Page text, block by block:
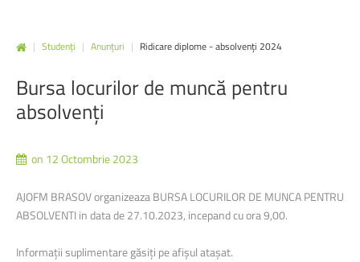
| Studenți | Anunțuri | Ridicare diplome - absolvenți 2024
Bursa locurilorde muncă pentru
absolvenți
on 12 Octombrie 2023
AJOFM BRASOV organizeaza BURSA LOCURILOR DE MUNCA PENTRU
ABSOLVENTI in data de 27.10.2023, incepand cu ora 9,00.
Informații suplimentare găsiți pe afișul atașat.